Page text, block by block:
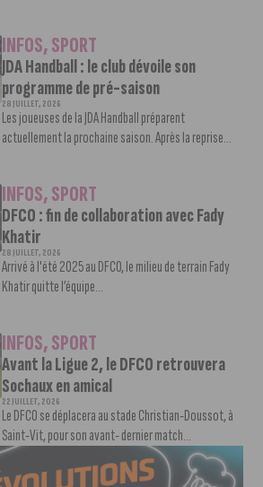
INFOS,SPORT
JDA Handball : le club dévoile son
programme de pré-saison
28 JUILLET, 2026
Les joueuses de la JDA Handball préparent
actuellement la prochaine saison. Après la reprise...
INFOS,SPORT
DFCO : fin de collaboration avec Fady
Khatir
28 JUILLET, 2026
Arrivé à l'été 2025 au DFCO, le milieu de terrain Fady
Khatir quitte l’équipe...
INFOS,SPORT
Avant la Ligue 2, le DFCO retrouvera
Sochaux en amical
22 JUILLET, 2026
Le DFCO se déplacera au stade Christian-Doussot, à
Saint-Vit, pour son avant- dernier match...